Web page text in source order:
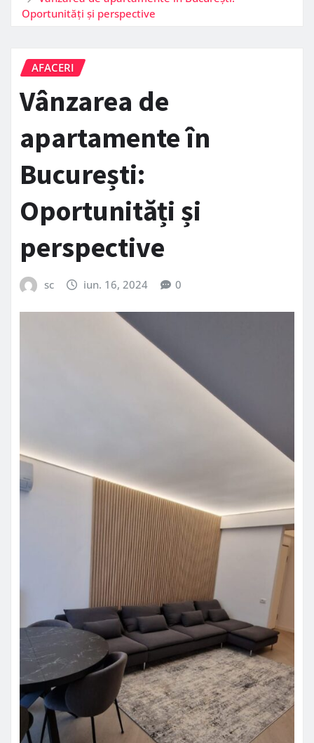
Oportunități și perspective
AFACERI
Vânzarea de
apartamente în
București:
Oportunități și
perspective
sc iun. 16, 2024 0